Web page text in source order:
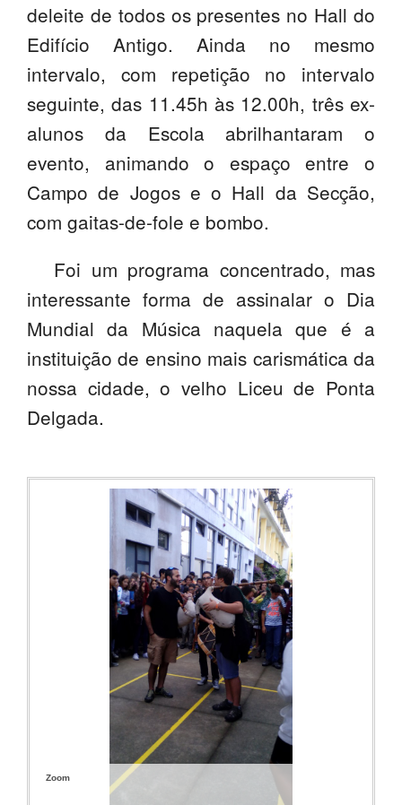
PROFESSORES
deleite de todos os presentes no Hall do
Edifício Antigo. Ainda no mesmo
intervalo, com repetição no intervalo
seguinte, das 11.45h às 12.00h, três ex-
alunos da Escola abrilhantaram o
evento, animando o espaço entre o
Campo de Jogos e o Hall da Secção,
com gaitas-de-fole e bombo.
Foi um programa concentrado, mas
interessante forma de assinalar o Dia
Mundial da Música naquela que é a
instituição de ensino mais carismática da
nossa cidade, o velho Liceu de Ponta
Delgada.
Zoom